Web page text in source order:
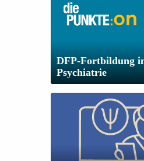
DFP-Fortbildung
Psychiatrie